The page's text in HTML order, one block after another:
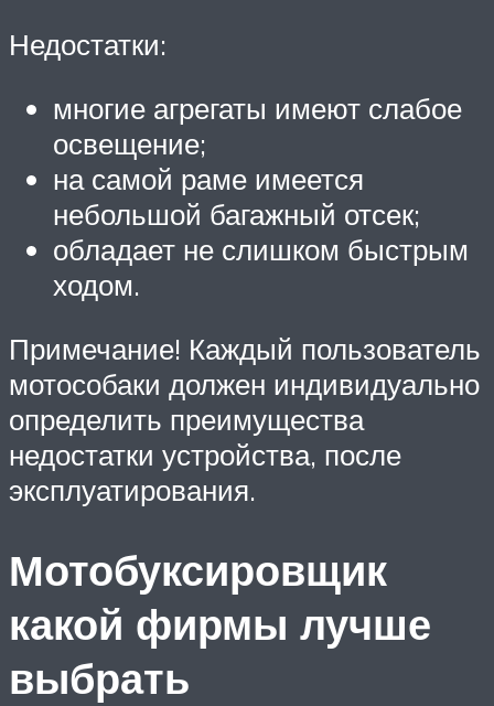
Недостатки:
многие агрегаты имеют слабое
освещение;
на самой раме имеется
небольшой багажный отсек;
обладает не слишком быстрым
ходом.
Примечание! Каждый пользователь
мотособаки должен индивидуально
определить преимущества
недостатки устройства, после
эксплуатирования.
Мотобуксировщик
какой фирмы лучше
выбрать